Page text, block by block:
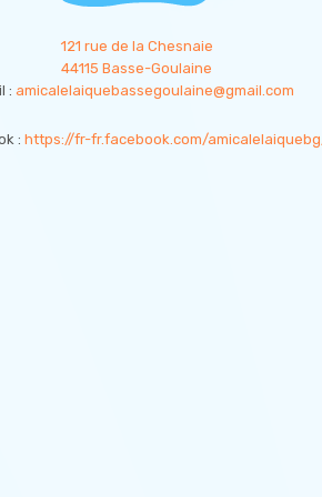
121 rue de la Chesnaie
44115 Basse-Goulaine
: amicalelaiquebassegoulaine@gmail.com
: https://fr-fr.facebook.com/